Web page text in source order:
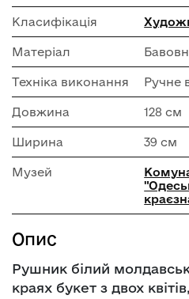
Класифікація
Матеріал
Техніка виконання Ручне
Довжина 128 см
Ширина 39 см
Музей
Опис
Рушник білий
краях букет з двох